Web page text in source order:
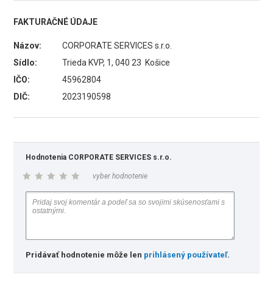
FAKTURAČNÉ ÚDAJE
Názov:
CORPORATE SERVICES s.r.o.
Sídlo:
Trieda KVP, 1, 040 23 Košice
IČO:
45962804
DIČ:
2023190598
Hodnotenia CORPORATE SERVICES s.r.o.
vyber hodnotenie
Pridávať hodnotenie môže len prihlásený používateľ.